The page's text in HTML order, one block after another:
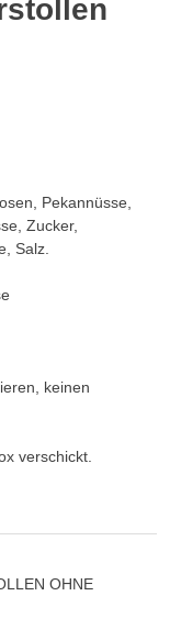
Pekannüsse,
Zucker,
Salz.
keinen
verschickt.
OHNE